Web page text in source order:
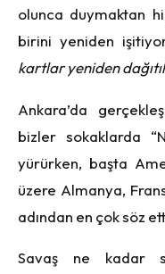
olunca duymaktan
birini yeniden
kartlar yeniden
Ankara’da
bizler sokaklarda
yürürken, başta
üzere Almanya,
adından en çok söz
Savaş ne kadar